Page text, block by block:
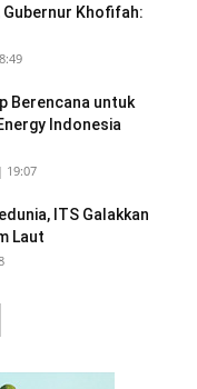
Gubernur Khofifah:
Berencana untuk
Indonesia
19:07
ITS Galakkan
Laut